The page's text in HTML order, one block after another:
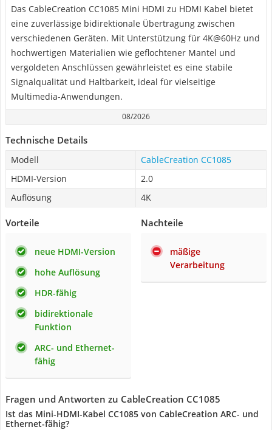
Das CableCreation CC1085 Mini HDMI zu HDMI Kabel bietet
eine zuverlässige bidirektionale Übertragung zwischen
verschiedenen Geräten. Mit Unterstützung für 4K@60Hz und
hochwertigen Materialien wie geflochtener Mantel und
vergoldeten Anschlüssen gewährleistet es eine stabile
Signalqualität und Haltbarkeit, ideal für vielseitige
Multimedia-Anwendungen.
08/2026
Technische Details
Modell
CableCreation CC1085
HDMI-Version
2.0
Auflösung
4K
Vorteile
neue HDMI-Version
hohe Auflösung
HDR-fähig
bidirektionale
Funktion
ARC- und Ethernet-
fähig
Nachteile
mäßige
Verarbeitung
Fragen und Antworten zu CableCreation CC1085
Ist das Mini-HDMI-Kabel CC1085 von CableCreation ARC- und
Ethernet-fähig?